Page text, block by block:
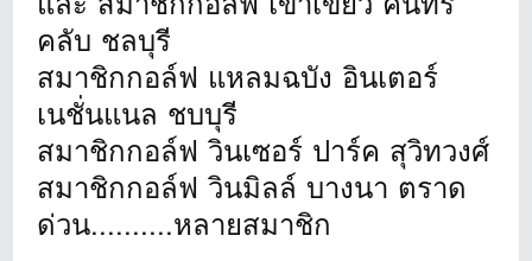
คลับ ชลบุรี
สมาชิกกอล์ฟ แหลมฉบัง อินเตอร์
เนชั่นแนล ชบบุรี
สมาชิกกอล์ฟ วินเซอร์ ปาร์ค สุวิทวงศ์
สมาชิกกอล์ฟ วินมิลล์ บางนา ตราด
ด่วน..........หลายสมาชิก